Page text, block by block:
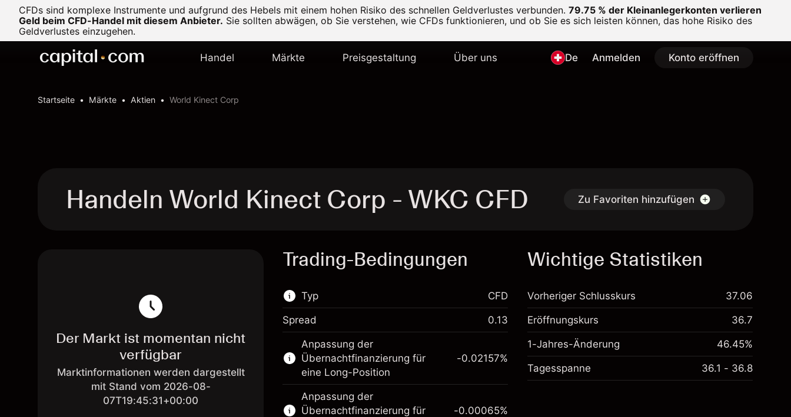
CFDs sind komplexe Instrumente und aufgrund des Hebels mit einem hohen Risiko des schnellen Geldverlustes verbunden. 79.75 % der Kleinanlegerkonten verlieren
Geld beim CFD-Handel mit diesem Anbieter. Sie sollten abwägen, ob Sie verstehen, wie CFDs funktionieren, und ob Sie es sich leisten können, das hohe Risiko des
Geldverlustes einzugehen.
Handel Märkte Preisgestaltung Über uns De Anmelden Konto eröffnen
Startseite Märkte Aktien World Kinect Corp
Handeln World Kinect Corp - WKC CFD Zu Favoriten hinzufügen
Der Markt ist momentan nicht
verfügbar
Marktinformationen werden dargestellt
mit Stand vom 2026-08-
07T19:45:31+00:00
Trading-Bedingungen
Typ
Dieser Finanzmarkt steht für das CFD-Trading
zur Verfügung.
Erfahren Sie mehr über:
CFDs
CFD
Spread 0.13
Anpassung der
Übernachtfinanzierung für
eine Long-Position
-0.02157%
Anpassung der
Übernachtfinanzierung für
-0.00065%
Wichtige Statistiken
Vorheriger Schlusskurs 37.06
Eröffnungskurs 36.7
1-Jahres-Änderung 46.45%
Tagesspanne 36.1 - 36.8